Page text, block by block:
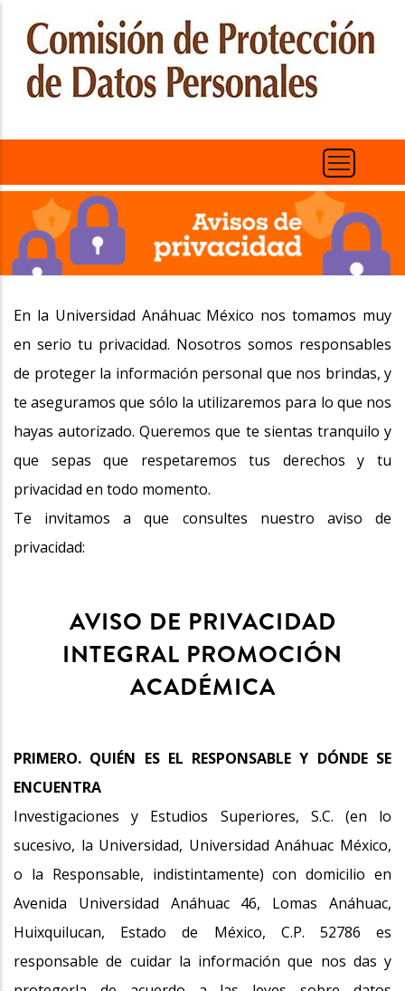
contenido
principal
En la Universidad Anáhuac México nos tomamos muy
en serio tu privacidad. Nosotros somos responsables
de proteger la información personal que nos brindas, y
te aseguramos que sólo la utilizaremos para lo que nos
hayas autorizado. Queremos que te sientas tranquilo y
que sepas que respetaremos tus derechos y tu
privacidad en todo momento.
Te invitamos a que consultes nuestro aviso de
privacidad:
AVISO DE PRIVACIDAD
INTEGRAL PROMOCIÓN
ACADÉMICA
PRIMERO. QUIÉN ES EL RESPONSABLE Y DÓNDE SE
ENCUENTRA
Investigaciones y Estudios Superiores, S.C. (en lo
sucesivo, la Universidad, Universidad Anáhuac México,
o la Responsable, indistintamente) con domicilio en
Avenida Universidad Anáhuac 46, Lomas Anáhuac,
Huixquilucan, Estado de México, C.P. 52786 es
responsable de cuidar la información que nos das y